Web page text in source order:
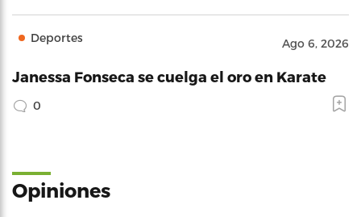
Deportes Ago 6, 2026
Janessa Fonseca se cuelga el oro en Karate
0
Opiniones